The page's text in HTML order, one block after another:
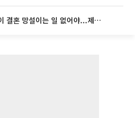
李대통령 “청년이 결혼 망설이는 일 없어야...제도상 불이익 조사”